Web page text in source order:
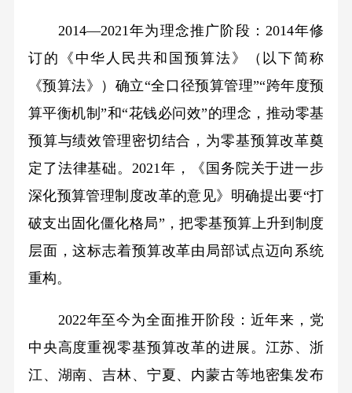
2014—2021年为理念推广阶段：2014年修
订的《中华人民共和国预算法》（以下简称
《预算法》）确立“全口径预算管理”“跨年度预
算平衡机制”和“花钱必问效”的理念，推动零基
预算与绩效管理密切结合，为零基预算改革奠
定了法律基础。2021年，《国务院关于进一步
深化预算管理制度改革的意见》明确提出要“打
破支出固化僵化格局”，把零基预算上升到制度
层面，这标志着预算改革由局部试点迈向系统
重构。
2022年至今为全面推开阶段：近年来，党
中央高度重视零基预算改革的进展。江苏、浙
江、湖南、吉林、宁夏、内蒙古等地密集发布